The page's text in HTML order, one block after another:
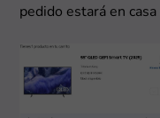
pedido estará en